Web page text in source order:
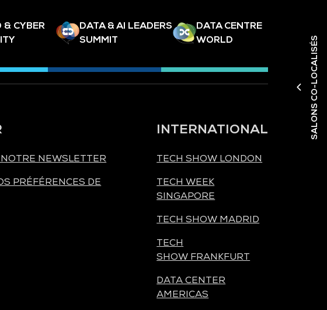
SALONS CO-LOCALISÉS
& CYBER
DATA & AI LEADERS
SUMMIT
DATA CENTRE
WORLD
NEWSLETTER
PRÉFÉRENCES DE
INTERNATIONAL
TECH SHOW LONDON
TECH WEEK
SINGAPORE
TECH SHOW MADRID
TECH
SHOW FRANKFURT
DATA CENTER
AMERICAS